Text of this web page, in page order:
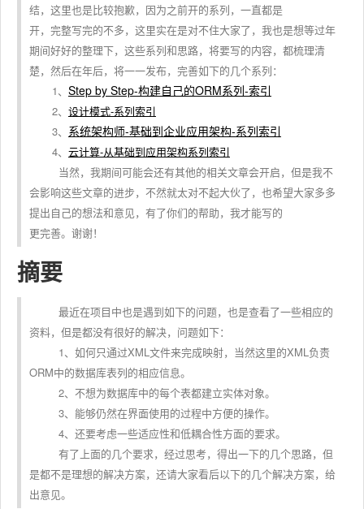
结，这里也是比较抱歉，因为之前开的系列，一直都是
开，完整写完的不多，这里实在是对不住大家了，我也是想等过年
期间好好的整理下，这些系列和思路，将要写的内容，都梳理清
楚，然后在年后，将一一发布，完善如下的几个系列：
1、 Step by Step-构建自己的ORM系列-索引
2、 设计模式-系列索引
3、 系统架构师-基础到企业应用架构-系列索引
4、 云计算-从基础到应用架构系列索引
当然，我期间可能会还有其他的相关文章会开启，但是我不
会影响这些文章的进步，不然就太对不起大伙了，也希望大家多多
提出自己的想法和意见，有了你们的帮助，我才能写的
更完善。谢谢！
摘要
最近在项目中也是遇到如下的问题，也是查看了一些相应的
资料，但是都没有很好的解决，问题如下：
1、如何只通过XML文件来完成映射，当然这里的XML负责
ORM中的数据库表列的相应信息。
2、不想为数据库中的每个表都建立实体对象。
3、能够仍然在界面使用的过程中方便的操作。
4、还要考虑一些适应性和低耦合性方面的要求。
有了上面的几个要求，经过思考，得出一下的几个思路，但
是都不是理想的解决方案，还请大家看后以下的几个解决方案，给
出意见。